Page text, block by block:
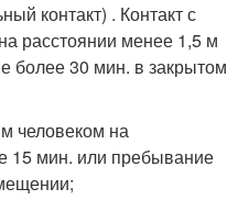
контакт) . Контакт с
расстоянии менее 1,5 м
более 30 мин. в закрытом
человеком на
15 мин. или пребывание